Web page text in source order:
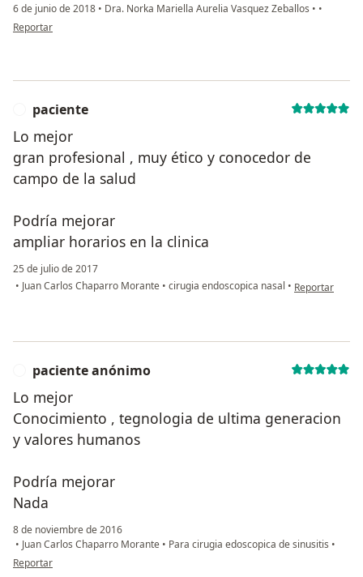
6 de junio de 2018 • Dra. Norka Mariella Aurelia Vasquez Zeballos • •
en opinión del usuario Cuenta eliminada
Reportar
paciente
Lo mejor
gran profesional , muy ético y conocedor de
campo de la salud
Podría mejorar
ampliar horarios en la clinica
25 de julio de 2017
• Juan Carlos Chaparro Morante • cirugia endoscopica nasal • en opinión del
Reportar
paciente anónimo
Lo mejor
Conocimiento , tegnologia de ultima generacion
y valores humanos
Podría mejorar
Nada
8 de noviembre de 2016
• Juan Carlos Chaparro Morante • Para cirugia edoscopica de sinusitis •
en opinión del usuario paciente anónimo
Reportar